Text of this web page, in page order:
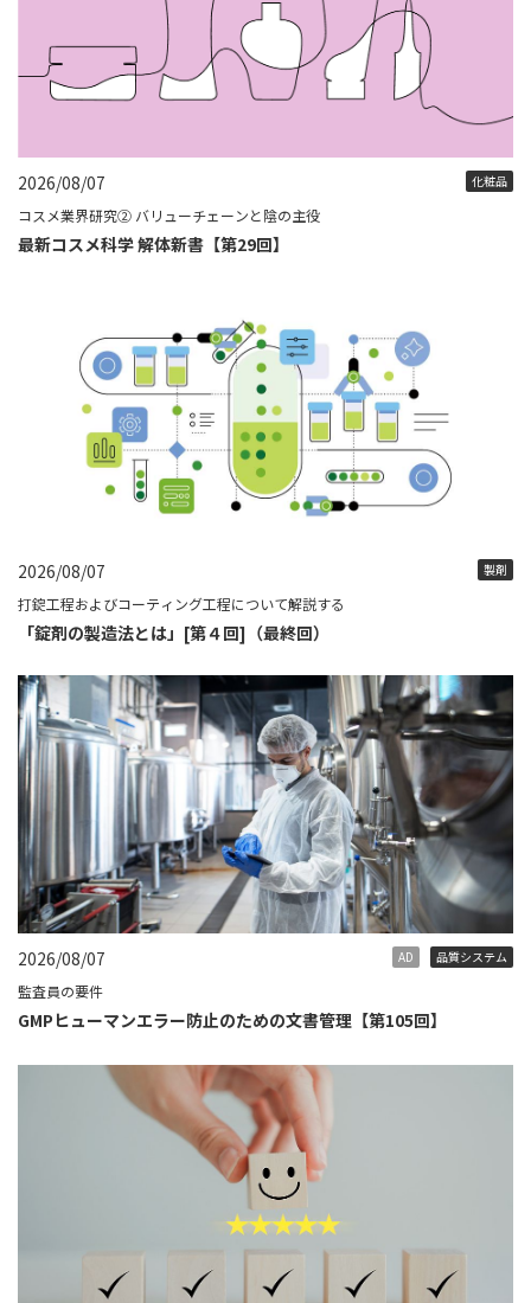
2026/08/07 化粧品
コスメ業界研究② バリューチェーンと陰の主役
最新コスメ科学 解体新書【第29回】
2026/08/07 製剤
打錠工程およびコーティング工程について解説する
「錠剤の製造法とは」[第４回]（最終回）
2026/08/07 AD 品質システム
監査員の要件
GMPヒューマンエラー防止のための文書管理【第105回】